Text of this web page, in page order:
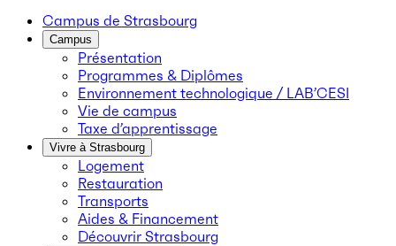
Campus de Strasbourg
Campus
Présentation
Programmes & Diplômes
Environnement technologique / LAB’CESI
Vie de campus
Taxe d’apprentissage
Vivre à Strasbourg
Logement
Restauration
Transports
Aides & Financement
Découvrir Strasbourg